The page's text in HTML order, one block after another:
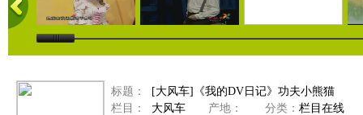
标题：
[大风车]《我的DV日记》功夫小熊猫
栏目：
大风车 产地： 分类： 栏目在线